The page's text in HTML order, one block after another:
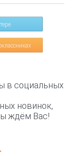
в социальных
новинок,
ждём Вас!